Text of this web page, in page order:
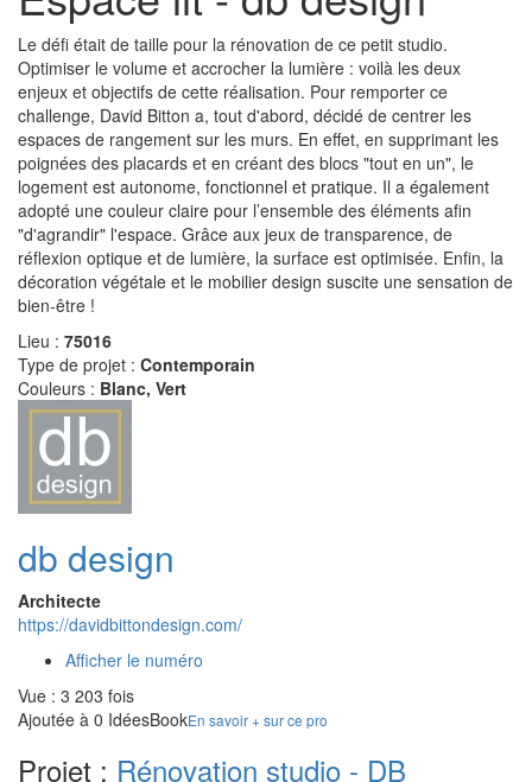
Le défi était de taille pour la rénovation de ce petit studio.
Optimiser le volume et accrocher la lumière : voilà les deux
enjeux et objectifs de cette réalisation. Pour remporter ce
challenge, David Bitton a, tout d'abord, décidé de centrer les
espaces de rangement sur les murs. En effet, en supprimant les
poignées des placards et en créant des blocs "tout en un", le
logement est autonome, fonctionnel et pratique. Il a également
adopté une couleur claire pour l’ensemble des éléments afin
"d'agrandir" l'espace. Grâce aux jeux de transparence, de
réflexion optique et de lumière, la surface est optimisée. Enfin, la
décoration végétale et le mobilier design suscite une sensation de
bien-être !
Lieu : 75016
Type de projet : Contemporain
Couleurs : Blanc, Vert
db design
Architecte
https://davidbittondesign.com/
Afficher le numéro
Vue : 3 203 fois
Ajoutée à 0 IdéesBookEn savoir + sur ce pro
Projet : Rénovation studio - DB